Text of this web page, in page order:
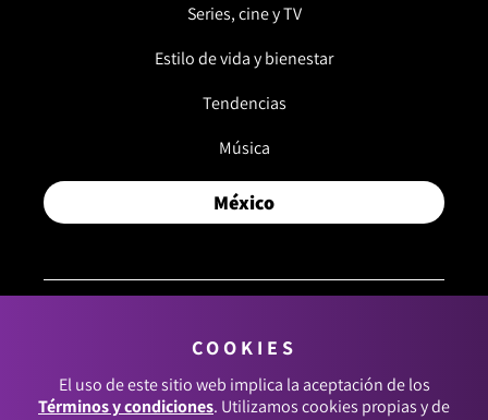
Series, cine y TV
Estilo de vida y bienestar
Tendencias
Música
México
© 2026, RCN MEDIOS. TODOS LOS DERECHOS
RESERVADOS.
COOKIES
El uso de este sitio web implica la aceptación de los
Términos y condiciones. Utilizamos cookies propias y de